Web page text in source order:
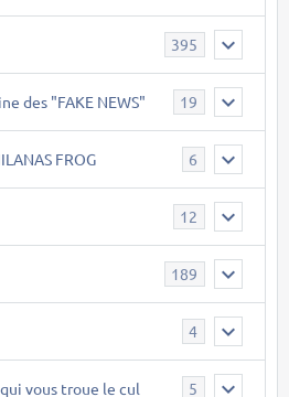
395
des "FAKE NEWS" 19
FROG 6
12
189
4
vous troue le cul 5